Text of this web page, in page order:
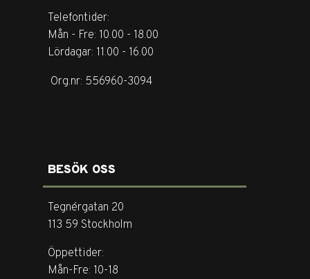
Telefontider:
Mån - Fre: 10.00 - 18.00
Lördagar: 11.00 - 16.00
Org.nr: 556960-3094
BESÖK OSS
Tegnérgatan 20
113 59 Stockholm
Öppettider:
Mån-Fre: 10-18